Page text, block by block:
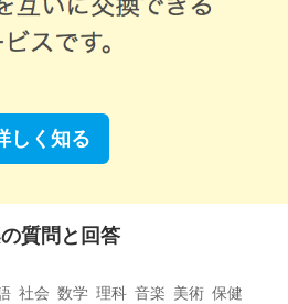
しく知る
質問と回答
社会 数学 理科 音楽 美術 保健